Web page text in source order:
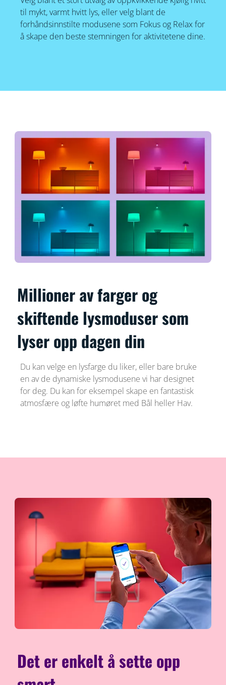
til mykt, varmt hvitt lys, eller velg blant de
forhåndsinnstilte modusene som Fokus og Relax for
å skape den beste stemningen for aktivitetene dine.
Millioner av farger og
skiftende lysmoduser som
lyser opp dagen din
Du kan velge en lysfarge du liker, eller bare bruke
en av de dynamiske lysmodusene vi har designet
for deg. Du kan for eksempel skape en fantastisk
atmosfære og løfte humøret med Bål heller Hav.
Det er enkelt å sette opp